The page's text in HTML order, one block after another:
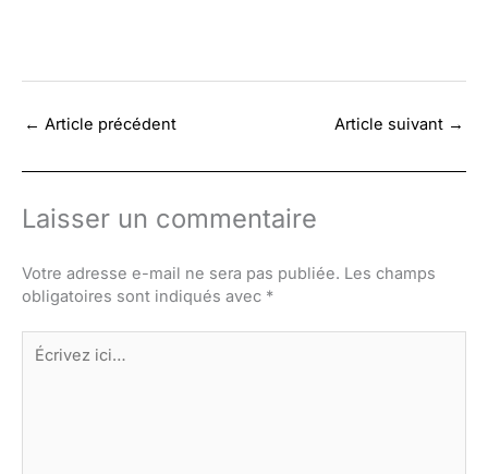
← Article précédent Article suivant →
Laisser un commentaire
Votre adresse e-mail ne sera pas publiée. Les champs
obligatoires sont indiqués avec *
Écrivez
ici…